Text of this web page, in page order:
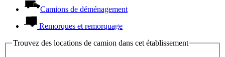
Camions de déménagement
Remorques et remorquage
Trouvez des locations de camion dans cet établissement